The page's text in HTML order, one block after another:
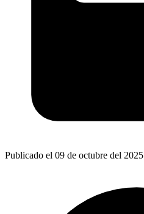
Publicado el 09 de octubre del 2025